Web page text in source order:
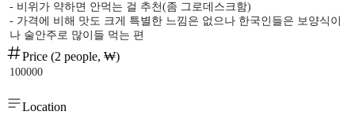
- 비위가 약하면 안먹는 걸 추천(좀 그로데스크함)
- 가격에 비해 맛도 크게 특별한 느낌은 없으나 한국인들은 보양식이
나 술안주로 많이들 먹는 편
Price (2 people, ₩)
100000
Location